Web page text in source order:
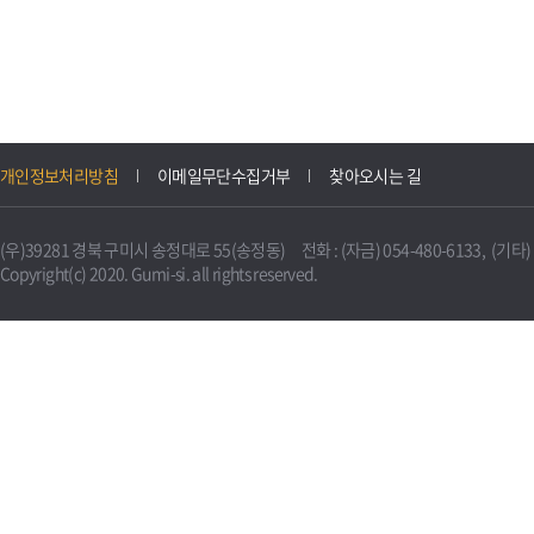
개인정보처리방침 이메일무단수집거부 찾아오시는 길
(우)39281 경북 구미시 송정대로 55(송정동) 전화 : (자금) 054-480-6133, (기타
Copyright(c) 2020. Gumi-si. all rights reserved.